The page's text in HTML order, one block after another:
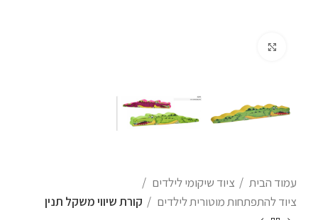
עמוד הבית
ציוד שיקומי לילדים
ציוד להתפתחות מוטורית לילדים
קורת שיווי משקל תנין